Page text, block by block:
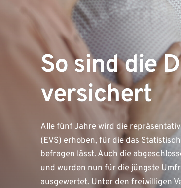
So sind die
versichert
Alle fünf Jahre wird die
(EVS) erhoben, für die das
befragen lässt. Auch die
und wurden nun für die jüngste
ausgewertet. Unter den freiwilligen